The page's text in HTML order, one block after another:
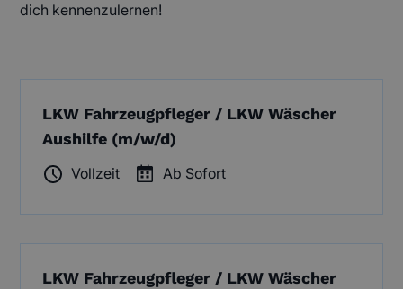
dich kennenzulernen!
LKW Fahrzeugpfleger / LKW Wäscher
Aushilfe (m/w/d)
Vollzeit Ab Sofort
LKW Fahrzeugpfleger / LKW Wäscher